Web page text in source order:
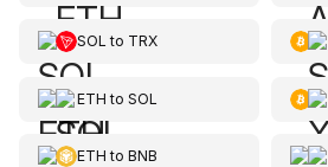
SOL to TRX
ETH to SOL
ETH to BNB